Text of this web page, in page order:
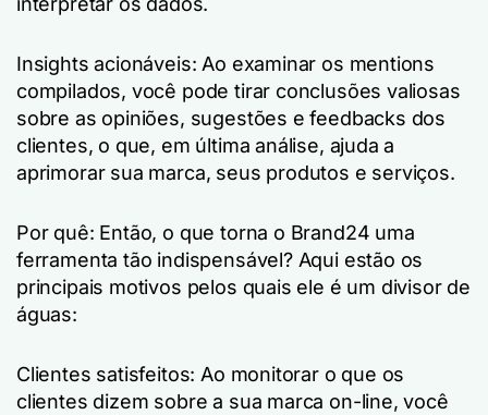
Insights acionáveis: Ao examinar os mentions
compilados, você pode tirar conclusões valiosas
sobre as opiniões, sugestões e feedbacks dos
clientes, o que, em última análise, ajuda a
aprimorar sua marca, seus produtos e serviços.
Por quê: Então, o que torna o Brand24 uma
ferramenta tão indispensável? Aqui estão os
principais motivos pelos quais ele é um divisor de
águas:
Clientes satisfeitos: Ao monitorar o que os
clientes dizem sobre a sua marca on-line, você